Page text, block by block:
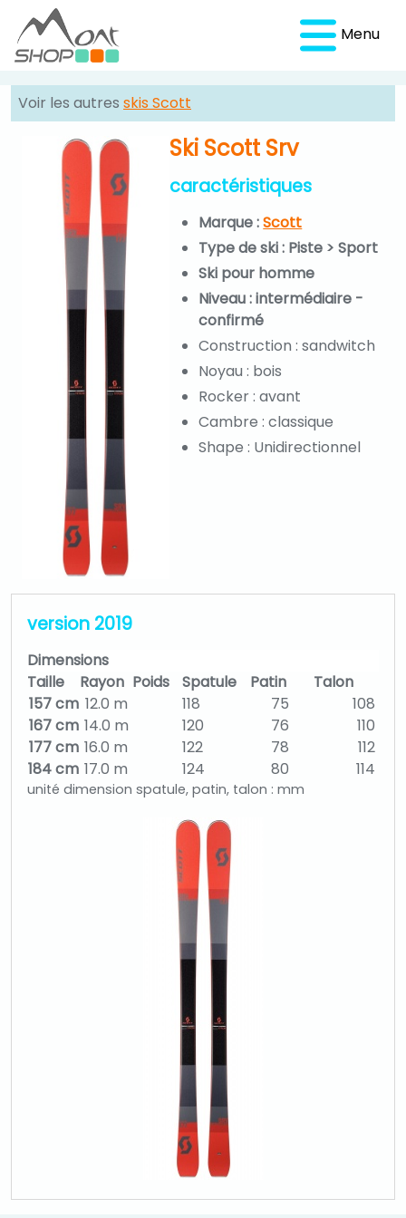
Menu
Voir les autres skis Scott
Ski Scott Srv
caractéristiques
Marque :Scott
Type de ski : Piste > Sport
Ski pour homme
Niveau : intermédiaire -
confirmé
Construction : sandwitch
Noyau : bois
Rocker : avant
Cambre : classique
Shape : Unidirectionnel
version 2019
Dimensions
Taille
Rayon Poids Spatule Patin
Talon
157 cm 12.0 m 118 75
108
167 cm 14.0 m 120 76
110
177 cm 16.0 m 122 78
112
184 cm 17.0 m 124 80 114
unité dimension spatule, patin, talon : mm